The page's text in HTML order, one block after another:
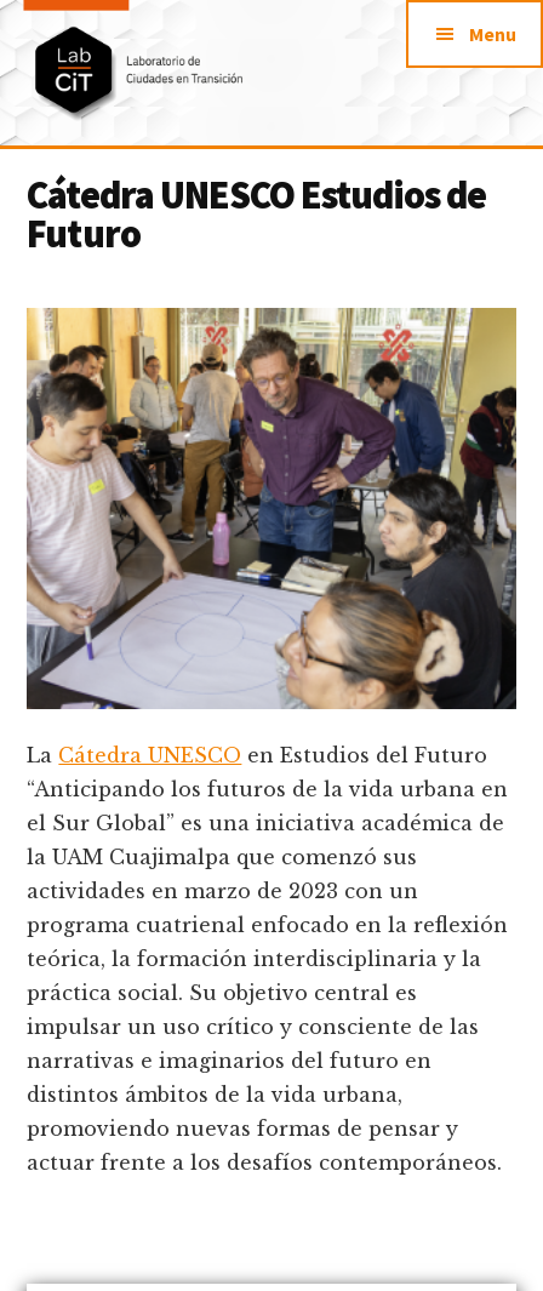
Saltar
contenido
principal
Skip
footer
Additional
menu
LabCit
Ciudades
Menu
Cátedra UNESCO Estudios de
Futuro
La Cátedra UNESCO en Estudios del Futuro
“Anticipando los futuros de la vida urbana en
el Sur Global” es una iniciativa académica de
la UAM Cuajimalpa que comenzó sus
actividades en marzo de 2023 con un
programa cuatrienal enfocado en la reflexión
teórica, la formación interdisciplinaria y la
práctica social. Su objetivo central es
impulsar un uso crítico y consciente de las
narrativas e imaginarios del futuro en
distintos ámbitos de la vida urbana,
promoviendo nuevas formas de pensar y
actuar frente a los desafíos contemporáneos.